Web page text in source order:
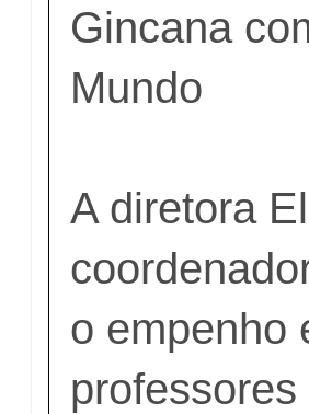
Gincana
Mundo
A diretora
o empenho